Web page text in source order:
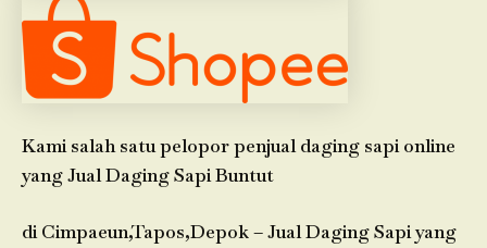
Kami salah satu pelopor penjual daging sapi online
yang Jual Daging Sapi Buntut
di Cimpaeun,Tapos,Depok – Jual Daging Sapi yang